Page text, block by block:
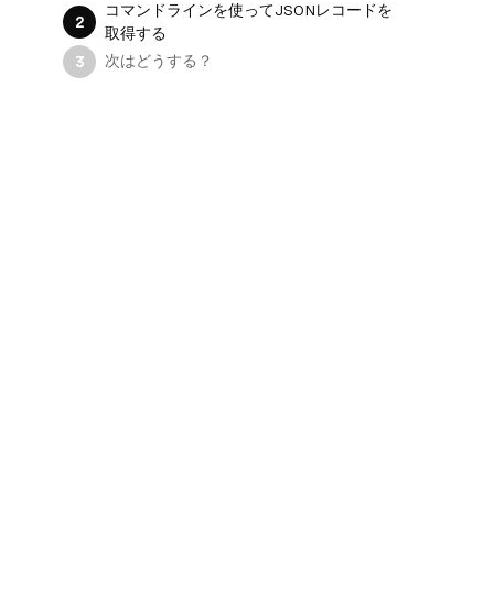
2
コマンドラインを使ってJSONレコードを
取得する
3
次はどうする？